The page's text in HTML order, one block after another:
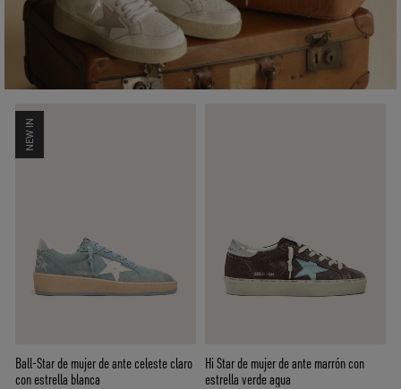
NEW IN
Ball-Star de mujer de ante celeste claro
con estrella blanca
Hi Star de mujer de ante marrón con
estrella verde agua